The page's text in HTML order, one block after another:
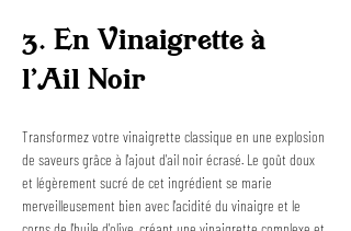
3. En Vinaigrette à
l'Ail Noir
Transformez votre vinaigrette classique en une explosion
de saveurs grâce à l'ajout d'ail noir écrasé. Le goût doux
et légèrement sucré de cet ingrédient se marie
merveilleusement bien avec l'acidité du vinaigre et le